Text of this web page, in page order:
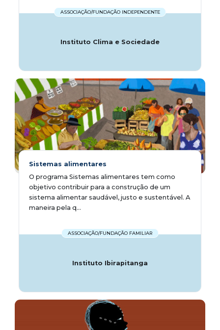
ASSOCIAÇÃO/FUNDAÇÃO INDEPENDENTE
Instituto Clima e Sociedade
Sistemas alimentares
O programa Sistemas alimentares tem como
objetivo contribuir para a construção de um
sistema alimentar saudável, justo e sustentável. A
maneira pela q...
ASSOCIAÇÃO/FUNDAÇÃO FAMILIAR
Instituto Ibirapitanga